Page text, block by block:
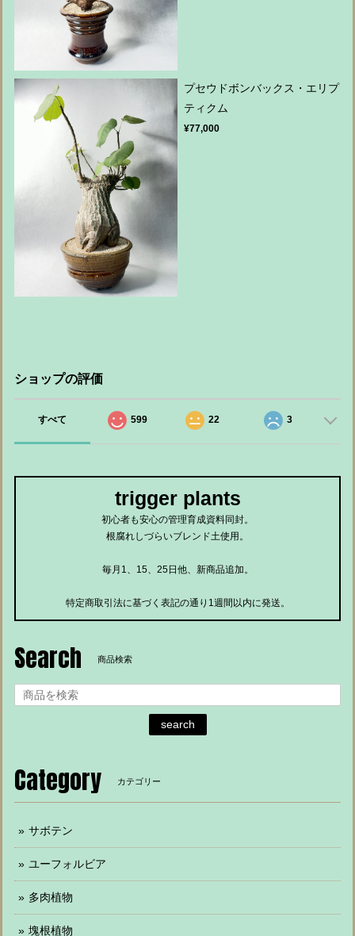
プセウドボンバックス・エリプ
ティクム
¥77,000
ショップの評価
すべて 599 22 3
trigger plants
初心者も安心の管理育成資料同封。
根腐れしづらいブレンド土使用。
毎月1、15、25日他、新商品追加。
特定商取引法に基づく表記の通り1週間以内に発送。
Search 商品検索
search
Category カテゴリー
サボテン
ユーフォルビア
多肉植物
塊根植物